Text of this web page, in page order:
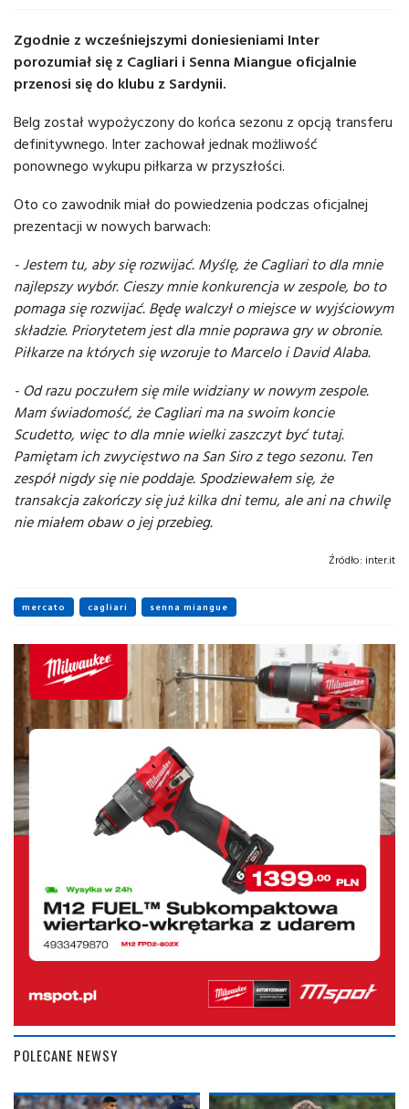
Zgodnie z wcześniejszymi doniesieniami Inter
porozumiał się z Cagliari i Senna Miangue oficjalnie
przenosi się do klubu z Sardynii.
Belg został wypożyczony do końca sezonu z opcją transferu
definitywnego. Inter zachował jednak możliwość
ponownego wykupu piłkarza w przyszłości.
Oto co zawodnik miał do powiedzenia podczas oficjalnej
prezentacji w nowych barwach:
- Jestem tu, aby się rozwijać. Myślę, że Cagliari to dla mnie
najlepszy wybór. Cieszy mnie konkurencja w zespole, bo to
pomaga się rozwijać. Będę walczył o miejsce w wyjściowym
składzie. Priorytetem jest dla mnie poprawa gry w obronie.
Piłkarze na których się wzoruje to Marcelo i David Alaba.
- Od razu poczułem się mile widziany w nowym zespole.
Mam świadomość, że Cagliari ma na swoim koncie
Scudetto, więc to dla mnie wielki zaszczyt być tutaj.
Pamiętam ich zwycięstwo na San Siro z tego sezonu. Ten
zespół nigdy się nie poddaje. Spodziewałem się, że
transakcja zakończy się już kilka dni temu, ale ani na chwilę
nie miałem obaw o jej przebieg.
Źródło: inter.it
mercato cagliari senna miangue
POLECANE NEWSY